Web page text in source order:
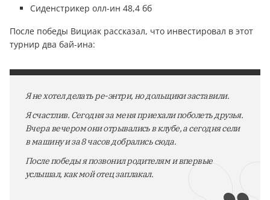
Сиденстрикер олл-ин 48,4 бб
После победы Вициак рассказал, что инвестировал в этот
турнир два бай-ина:
Я не хотел делать ре-энтри, но дольщики заставили.
Я счастлив. Сегодня за меня приехали поболеть друзья.
Вчера вечером они отрывались в клубе, а сегодня сели
в машину и за 8 часов добрались сюда.
После победы я позвонил родителям и впервые
услышал, как мой отец заплакал.